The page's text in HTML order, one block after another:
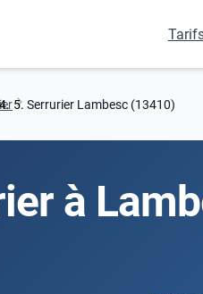
Serrurier Lambesc (13410)
à